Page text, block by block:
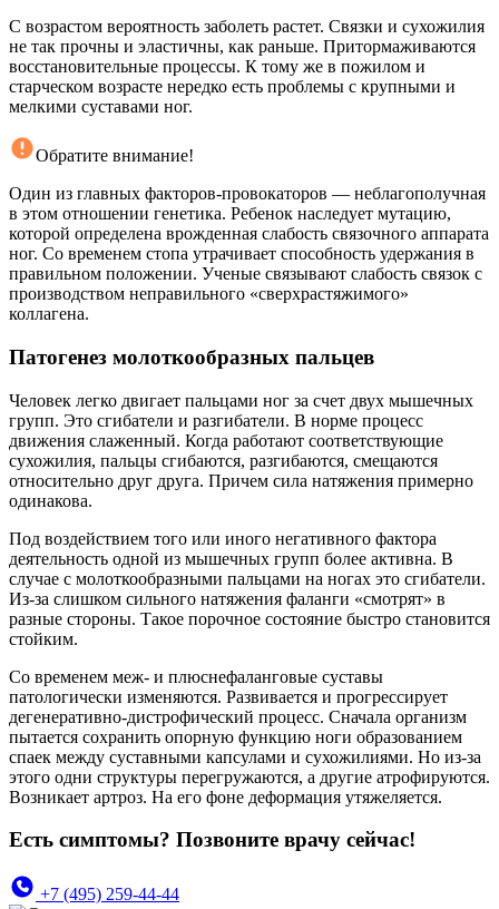
С возрастом вероятность заболеть растет. Связки и сухожилия
не так прочны и эластичны, как раньше. Притормаживаются
восстановительные процессы. К тому же в пожилом и
старческом возрасте нередко есть проблемы с крупными и
мелкими суставами ног.
Обратите внимание!
Один из главных факторов-провокаторов — неблагополучная
в этом отношении генетика. Ребенок наследует мутацию,
которой определена врожденная слабость связочного аппарата
ног. Со временем стопа утрачивает способность удержания в
правильном положении. Ученые связывают слабость связок с
производством неправильного «сверхрастяжимого»
коллагена.
Патогенез молоткообразных пальцев
Человек легко двигает пальцами ног за счет двух мышечных
групп. Это сгибатели и разгибатели. В норме процесс
движения слаженный. Когда работают соответствующие
сухожилия, пальцы сгибаются, разгибаются, смещаются
относительно друг друга. Причем сила натяжения примерно
одинакова.
Под воздействием того или иного негативного фактора
деятельность одной из мышечных групп более активна. В
случае с молоткообразными пальцами на ногах это сгибатели.
Из-за слишком сильного натяжения фаланги «смотрят» в
разные стороны. Такое порочное состояние быстро становится
стойким.
Со временем меж- и плюснефаланговые суставы
патологически изменяются. Развивается и прогрессирует
дегенеративно-дистрофический процесс. Сначала организм
пытается сохранить опорную функцию ноги образованием
спаек между суставными капсулами и сухожилиями. Но из-за
этого одни структуры перегружаются, а другие атрофируются.
Возникает артроз. На его фоне деформация утяжеляется.
Есть симптомы? Позвоните врачу сейчас!
+7 (495) 259-44-44